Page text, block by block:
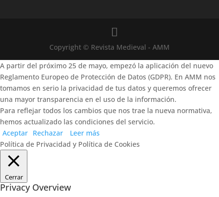
Copyright © Revista Medieval - AMM
A partir del próximo 25 de mayo, empezó la aplicación del nuevo
Reglamento Europeo de Protección de Datos (GDPR). En AMM nos
tomamos en serio la privacidad de tus datos y queremos ofrecer
una mayor transparencia en el uso de la información.
Para reflejar todos los cambios que nos trae la nueva normativa,
hemos actualizado las condiciones del servicio.
Aceptar Rechazar
Leer más
Política de Privacidad y Política de Cookies
Cerrar
Privacy Overview